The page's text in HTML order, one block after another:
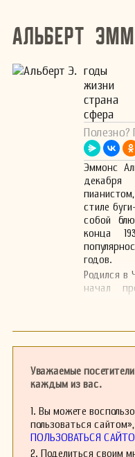
Альберт
годы
жизни
страна
сфера
Полезно?
Эммонс
декабря
стиле
собой
конца
годов.
Родился в
начал
джазом и
освоил
В 1930-х
Уважаемые
каждым из вас.
1. Вы можете
пользоваться
ПОЛЬЗОВАТЬСЯ
2. Поделиться своим